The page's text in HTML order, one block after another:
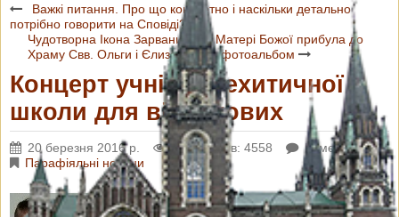
Важкі питання. Про що конкретно і наскільки детально
потрібно говорити на Сповіді?
Чудотворна Ікона Зарваницької Матері Божої прибула до
Храму Свв. Ольги і Єлизавети. + фотоальбом
Концерт учнів катехитичної
школи для військових
20 березня 2016 р. Переглядів: 4558
Коментарі: 0
Парафіяльні новини